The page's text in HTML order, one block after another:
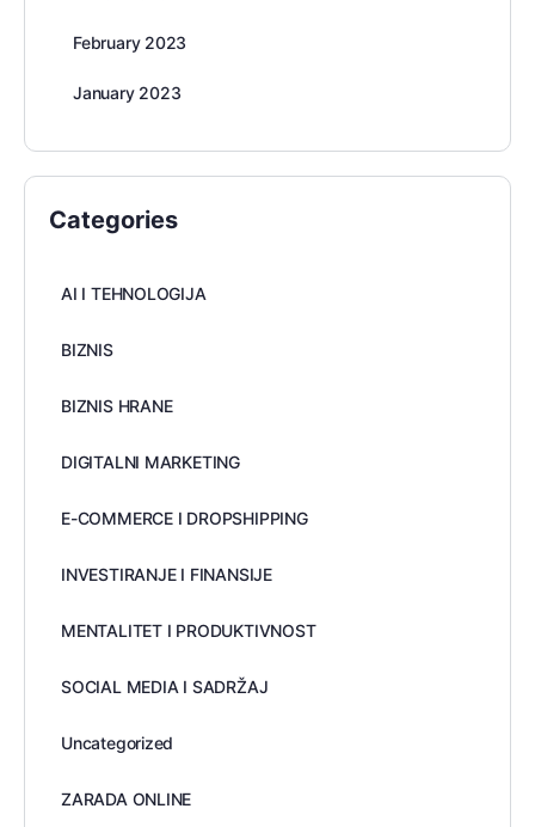
February 2023
January 2023
Categories
AI I TEHNOLOGIJA
BIZNIS
BIZNIS HRANE
DIGITALNI MARKETING
E-COMMERCE I DROPSHIPPING
INVESTIRANJE I FINANSIJE
MENTALITET I PRODUKTIVNOST
SOCIAL MEDIA I SADRŽAJ
Uncategorized
ZARADA ONLINE